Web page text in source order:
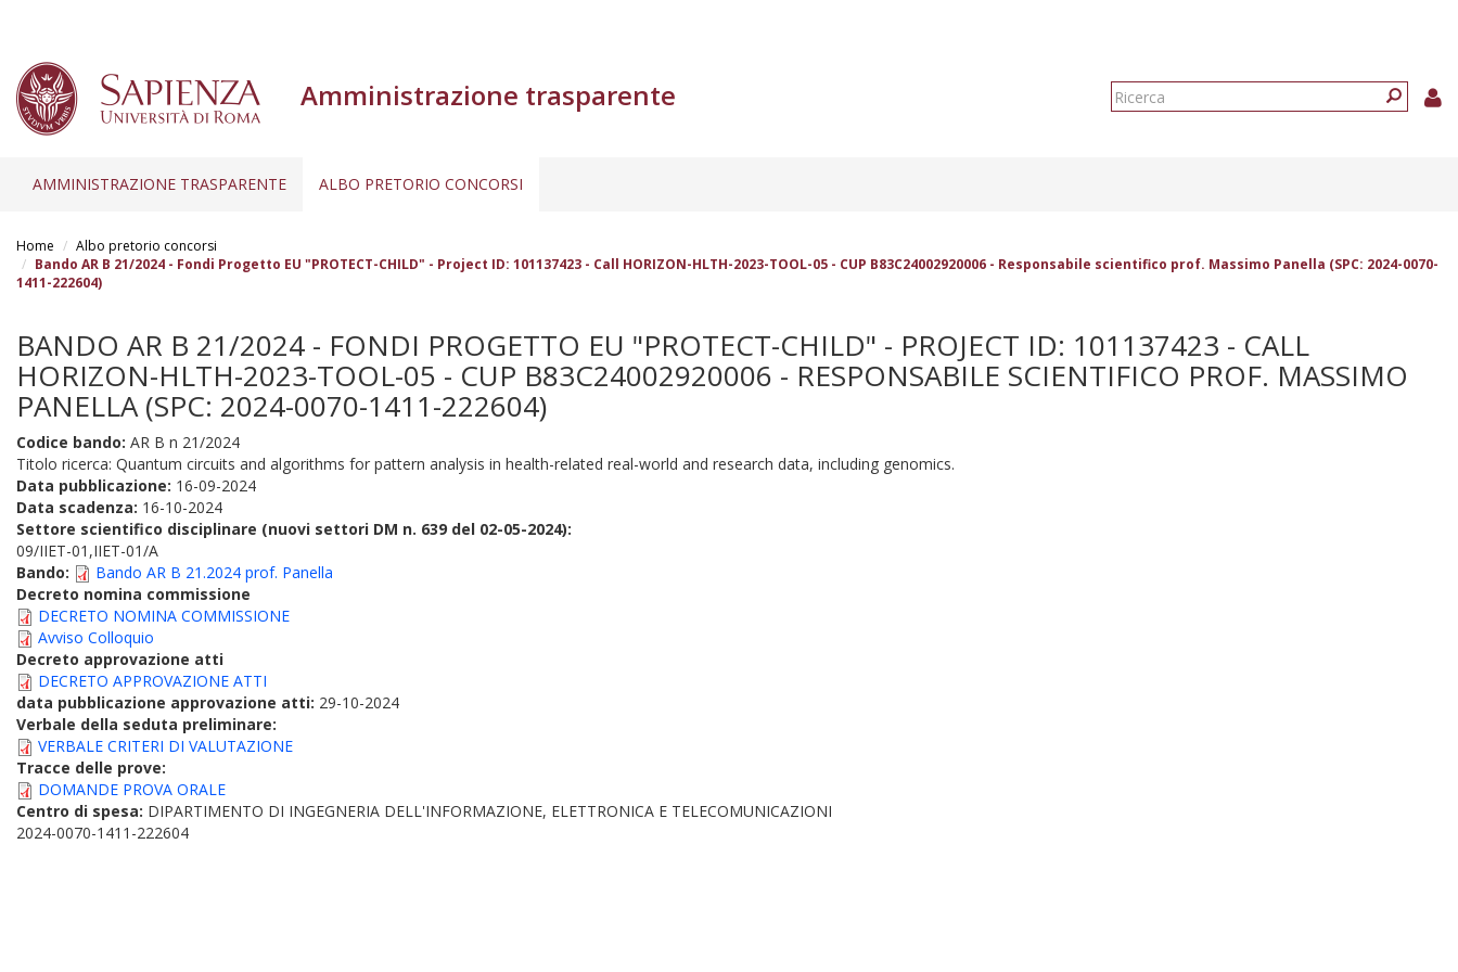
contenuto
principale
Amministrazione trasparente
Form
AMMINISTRAZIONE TRASPARENTE ALBO PRETORIO CONCORSI
Home
Albo pretorio concorsi
Bando AR B 21/2024 - Fondi Progetto EU "PROTECT-CHILD" - Project ID: 101137423 - Call HORIZON-HLTH-2023-TOOL-05 - CUP B83C24002920006 - Responsabile scientifico prof. Massimo Panella (SPC: 2024-0070-
1411-222604)
BANDO AR B 21/2024 - FONDI PROGETTO EU "PROTECT-CHILD" - PROJECT ID: 101137423 - CALL
HORIZON-HLTH-2023-TOOL-05 - CUP B83C24002920006 - RESPONSABILE SCIENTIFICO PROF. MASSIMO
PANELLA (SPC: 2024-0070-1411-222604)
Codice bando: AR B n 21/2024
Titolo ricerca: Quantum circuits and algorithms for pattern analysis in health-related real-world and research data, including genomics.
Data pubblicazione: 16-09-2024
Data scadenza: 16-10-2024
Settore scientifico disciplinare (nuovi settori DM n. 639 del 02-05-2024):
09/IIET-01,IIET-01/A
Bando:
Bando AR B 21.2024 prof. Panella
Decreto nomina commissione
DECRETO NOMINA COMMISSIONE
Avviso Colloquio
Decreto approvazione atti
DECRETO APPROVAZIONE ATTI
data pubblicazione approvazione atti: 29-10-2024
Verbale della seduta preliminare:
VERBALE CRITERI DI VALUTAZIONE
Tracce delle prove:
DOMANDE PROVA ORALE
Centro di spesa: DIPARTIMENTO DI INGEGNERIA DELL'INFORMAZIONE, ELETTRONICA E TELECOMUNICAZIONI
2024-0070-1411-222604